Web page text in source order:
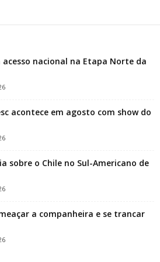
nacional na Etapa Norte da
acontece em agosto com show do
sobre o Chile no Sul-Americano de
a companheira e se trancar